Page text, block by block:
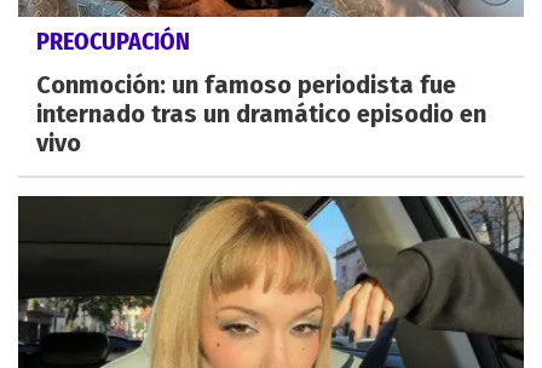
PREOCUPACIÓN
Conmoción: un famoso periodista fue
internado tras un dramático episodio en
vivo